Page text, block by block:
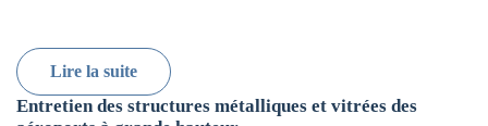
Lire la suite
Entretien des structures métalliques et vitrées des